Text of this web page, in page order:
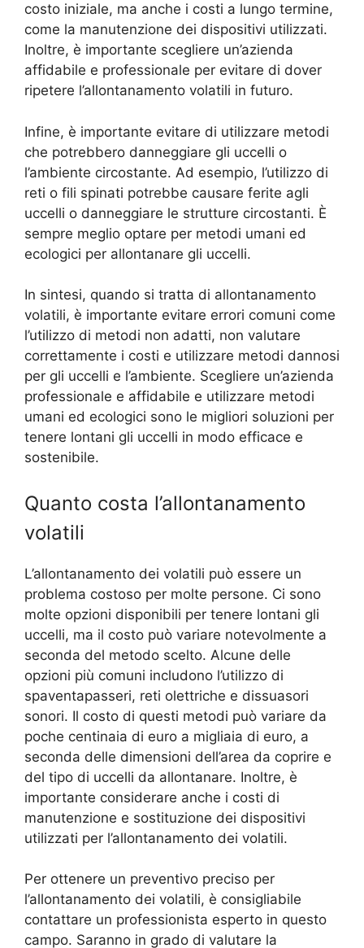
costo iniziale, ma anche i costi a lungo termine,
come la manutenzione dei dispositivi utilizzati.
Inoltre, è importante scegliere un’azienda
affidabile e professionale per evitare di dover
ripetere l’allontanamento volatili in futuro.
Infine, è importante evitare di utilizzare metodi
che potrebbero danneggiare gli uccelli o
l’ambiente circostante. Ad esempio, l’utilizzo di
reti o fili spinati potrebbe causare ferite agli
uccelli o danneggiare le strutture circostanti. È
sempre meglio optare per metodi umani ed
ecologici per allontanare gli uccelli.
In sintesi, quando si tratta di allontanamento
volatili, è importante evitare errori comuni come
l’utilizzo di metodi non adatti, non valutare
correttamente i costi e utilizzare metodi dannosi
per gli uccelli e l’ambiente. Scegliere un’azienda
professionale e affidabile e utilizzare metodi
umani ed ecologici sono le migliori soluzioni per
tenere lontani gli uccelli in modo efficace e
sostenibile.
Quanto costa l’allontanamento
volatili
L’allontanamento dei volatili può essere un
problema costoso per molte persone. Ci sono
molte opzioni disponibili per tenere lontani gli
uccelli, ma il costo può variare notevolmente a
seconda del metodo scelto. Alcune delle
opzioni più comuni includono l’utilizzo di
spaventapasseri, reti olettriche e dissuasori
sonori. Il costo di questi metodi può variare da
poche centinaia di euro a migliaia di euro, a
seconda delle dimensioni dell’area da coprire e
del tipo di uccelli da allontanare. Inoltre, è
importante considerare anche i costi di
manutenzione e sostituzione dei dispositivi
utilizzati per l’allontanamento dei volatili.
Per ottenere un preventivo preciso per
l’allontanamento dei volatili, è consigliabile
contattare un professionista esperto in questo
campo. Saranno in grado di valutare la